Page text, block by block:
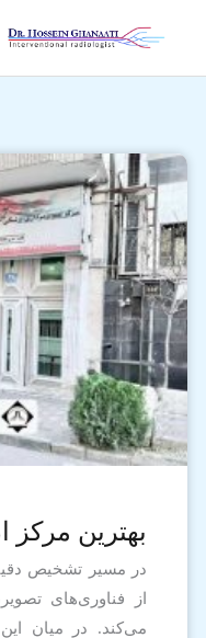
محتوا
بهترین مرکز
در مسیر تشخیص
از فناوری‌های
بهترین
مرکز
ام
آر
آی
تهران